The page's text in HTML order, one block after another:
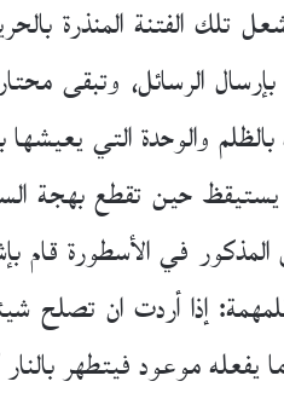
تلك الفتنة المنذرة
بإرسال الرسائل،
والوحدة التي
حين تقطع بهجة
في الأسطورة قام
للمهمة: إذا أردت ان
موعود فيتطهر بالنار